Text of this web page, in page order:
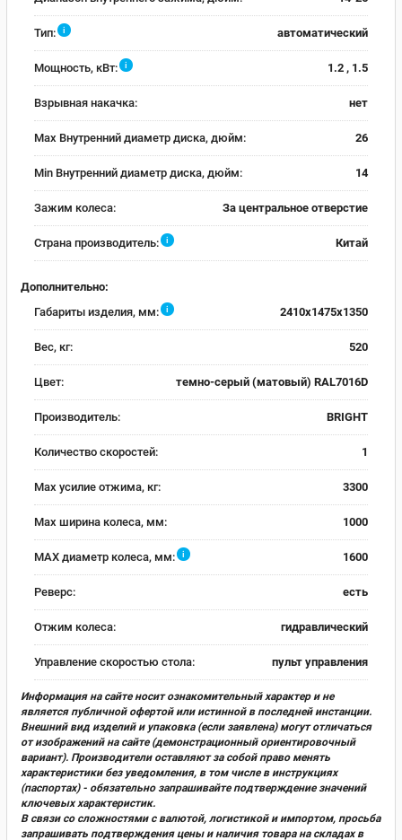
Тип: i автоматический
Мощность, кВт: i 1.2 , 1.5
Взрывная накачка: нет
Max Внутренний диаметр диска, дюйм: 26
Min Внутренний диаметр диска, дюйм: 14
Зажим колеса: За центральное отверстие
Страна производитель: i Китай
Дополнительно:
Габариты изделия, мм:
i 2410х1475х1350
Вес, кг: 520
Цвет: темно-серый (матовый) RAL7016D
Производитель: BRIGHT
Количество скоростей: 1
Max усилие отжима, кг: 3300
Max ширина колеса, мм: 1000
MAX диаметр колеса, мм: i 1600
Реверс: есть
Отжим колеса: гидравлический
Управление скоростью стола: пульт управления
Информация на сайте носит ознакомительный характер и не
является публичной офертой или истинной в последней инстанции.
Внешний вид изделий и упаковка (если заявлена) могут отличаться
от изображений на сайте (демонстрационный ориентировочный
вариант). Производители оставляют за собой право менять
характеристики без уведомления, в том числе в инструкциях
(паспортах) - обязательно запрашивайте подтверждение значений
ключевых характеристик.
В связи со сложностями с валютой, логистикой и импортом, просьба
запрашивать подтверждения цены и наличия товара на складах в